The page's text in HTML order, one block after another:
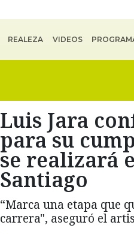
REALEZA VIDEOS
Luis Jara
para su
se realizará
Santiago
“Marca una etapa que
carrera", aseguró el